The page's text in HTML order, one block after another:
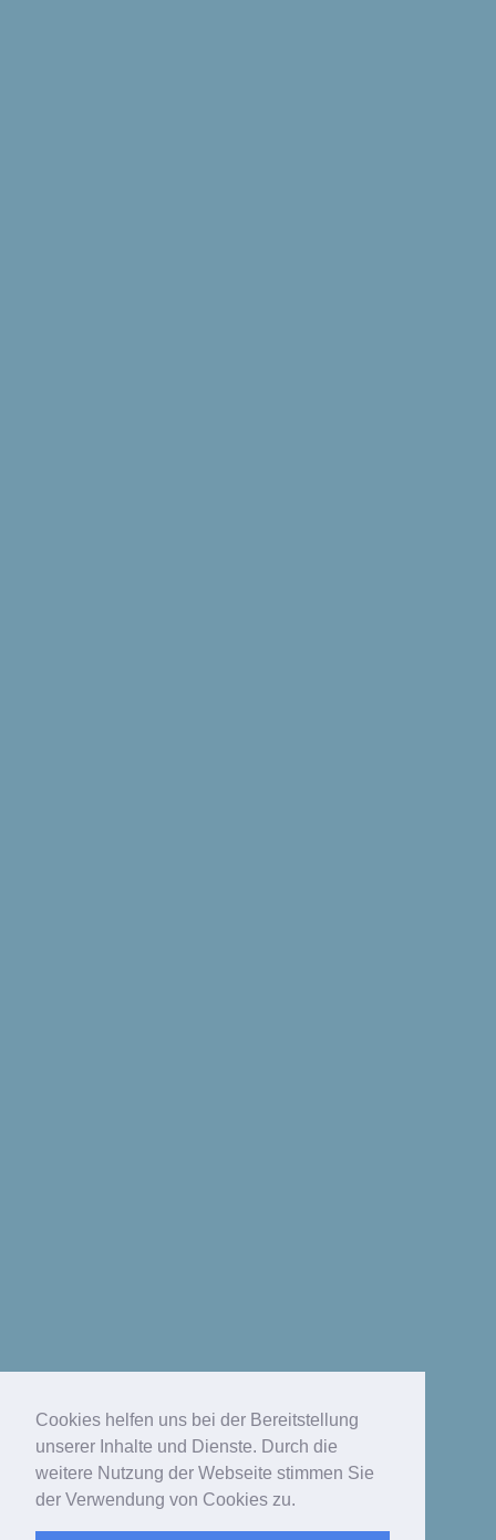
Cookies helfen uns bei der Bereitstellung
unserer Inhalte und Dienste. Durch die
weitere Nutzung der Webseite stimmen Sie
der Verwendung von Cookies zu.